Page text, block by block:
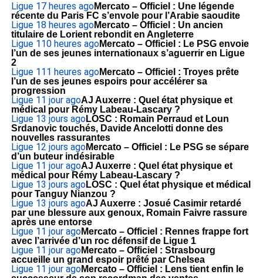
Ligue 17 heures agoMercato – Officiel : Une légende
récente du Paris FC s’envole pour l’Arabie saoudite
Ligue 18 heures agoMercato – Officiel : Un ancien
titulaire de Lorient rebondit en Angleterre
Ligue 110 heures agoMercato – Officiel : Le PSG envoie
l’un de ses jeunes internationaux s’aguerrir en Ligue
2
Ligue 111 heures agoMercato – Officiel : Troyes prête
l’un de ses jeunes espoirs pour accélérer sa
progression
Ligue 11 jour agoAJ Auxerre : Quel état physique et
médical pour Rémy Labeau-Lascary ?
Ligue 13 jours agoLOSC : Romain Perraud et Loun
Srdanovic touchés, Davide Ancelotti donne des
nouvelles rassurantes
Ligue 12 jours agoMercato – Officiel : Le PSG se sépare
d’un buteur indésirable
Ligue 11 jour agoAJ Auxerre : Quel état physique et
médical pour Rémy Labeau-Lascary ?
Ligue 13 jours agoLOSC : Quel état physique et médical
pour Tanguy Nianzou ?
Ligue 13 jours agoAJ Auxerre : Josué Casimir retardé
par une blessure aux genoux, Romain Faivre rassure
après une entorse
Ligue 11 jour agoMercato – Officiel : Rennes frappe fort
avec l’arrivée d’un roc défensif de Ligue 1
Ligue 11 jour agoMercato – Officiel : Strasbourg
accueille un grand espoir prêté par Chelsea
Ligue 11 jour agoMercato – Officiel : Lens tient enfin le